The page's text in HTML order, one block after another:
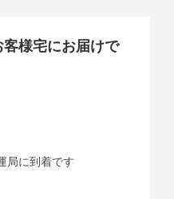
様宅にお届けで
局に到着です